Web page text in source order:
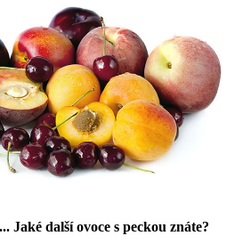
Jaké další ovoce s peckou znáte?